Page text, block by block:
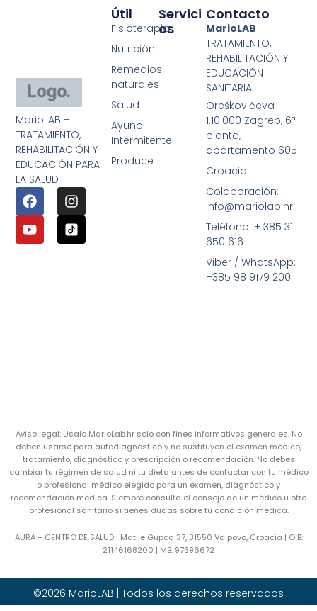
MarioLAB –
TRATAMIENTO,
REHABILITACIÓN Y
EDUCACIÓN PARA
LA SALUD
Servici
Os
Útil
Fisioterapia
Nutrición
Remedios
naturales
Salud
Ayuno
Intermitente
Produce
Contacto
MarioLAB
TRATAMIENTO,
REHABILITACIÓN Y
EDUCACIÓN
SANITARIA
Oreškovićeva
1.10.000 Zagreb, 6ª
planta,
apartamento 605
Croacia
Colaboración:
info@mariolab.hr
Teléfono: + 385 31
650 616
Viber / WhatsApp:
+385 98 9179 200
Aviso legal: Úsalo MarioLab.hr solo con fines informativos generales. No
deben usarse para autodiagnóstico y no sustituyen el examen médico,
tratamiento, diagnóstico y prescripción o recomendación. No debes
cambiar tu régimen de salud ni tu dieta antes de contactar con tu médico
o profesional médico elegido para un examen, diagnóstico y
recomendación médica. Siempre consulta el consejo de un médico u otro
profesional sanitario si tienes dudas sobre tu condición médica.
AURA – CENTRO DE SALUD | Matije Gupca 37, 31550 Valpovo, Croacia | OIB:
21146168200 | MB: 97396672
©2026 MarioLAB | Todos los derechos reservados